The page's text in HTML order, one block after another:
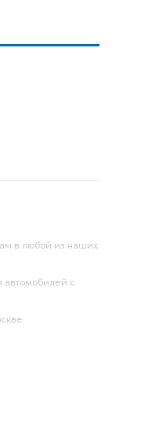
в любой из наших
автомобилей с